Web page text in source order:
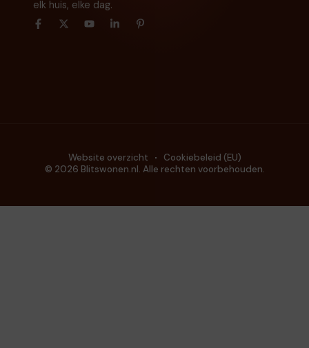
elk huis, elke dag.
© 2026 Blitswonen.nl. Alle rechten voorbehouden.
Website overzicht Cookiebeleid (EU)